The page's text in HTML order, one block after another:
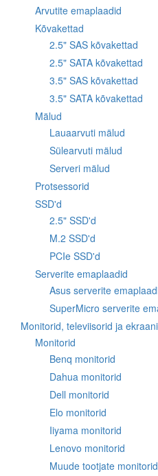
Arvutite emaplaadid
Kõvakettad
2.5" SAS kõvakettad
2.5" SATA kõvakettad
3.5" SAS kõvakettad
3.5" SATA kõvakettad
Mälud
Lauaarvuti mälud
Sülearvuti mälud
Serveri mälud
Protsessorid
SSD'd
2.5" SSD'd
M.2 SSD'd
PCIe SSD'd
Serverite emaplaadid
Asus serverite
SuperMicro serverite
Monitorid, televiisorid ja
Monitorid
Benq monitorid
Dahua monitorid
Dell monitorid
Elo monitorid
Iiyama monitorid
Lenovo monitorid
Muude tootjate monitorid